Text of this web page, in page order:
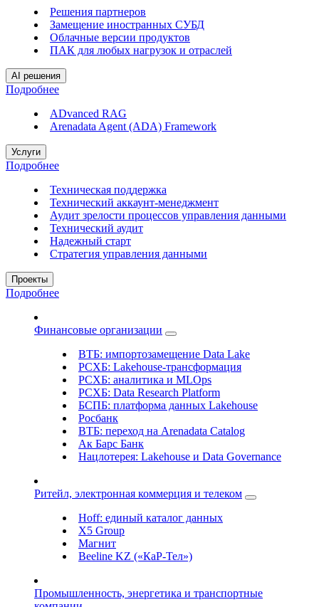
Решения партнеров
Замещение иностранных СУБД
Облачные версии продуктов
ПАК для любых нагрузок и отраслей
AI решения
Подробнее
ADvanced RAG
Arenadata Agent (ADA) Framework
Услуги
Подробнее
Техническая поддержка
Технический аккаунт-менеджмент
Аудит зрелости процессов управления данными
Технический аудит
Надежный старт
Стратегия управления данными
Проекты
Подробнее
Финансовые организации
ВТБ: импортозамещение Data Lake
РСХБ: Lakehouse-трансформация
РСХБ: аналитика и MLOps
РСХБ: Data Research Platform
БСПБ: платформа данных Lakehouse
Росбанк
ВТБ: переход на Arenadata Catalog
Ак Барс Банк
Нацлотерея: Lakehouse и Data Governance
Ритейл, электронная коммерция и телеком
Hoff: единый каталог данных
X5 Group
Магнит
Beeline KZ («КаР-Тел»)
Промышленность, энергетика и транспортные